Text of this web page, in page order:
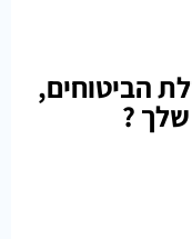
הביטוחים,
?